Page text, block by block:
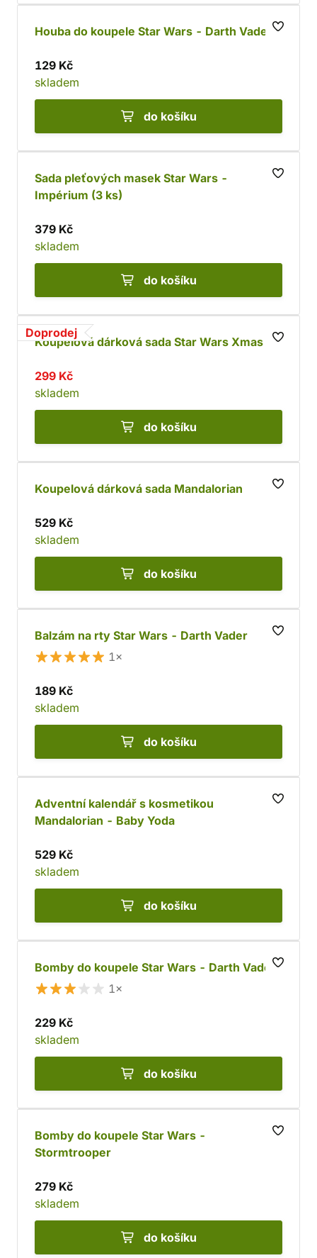
Houba do koupele Star Wars - Darth Vader
129 Kč
skladem
do košíku
Sada pleťových masek Star Wars -
Impérium (3 ks)
379 Kč
skladem
do košíku
Doprodej
Koupelová dárková sada Star Wars Xmas
299 Kč
skladem
do košíku
Koupelová dárková sada Mandalorian
529 Kč
skladem
do košíku
Balzám na rty Star Wars - Darth Vader
1×
189 Kč
skladem
do košíku
Adventní kalendář s kosmetikou
Mandalorian - Baby Yoda
529 Kč
skladem
do košíku
Bomby do koupele Star Wars - Darth Vader
1×
229 Kč
skladem
do košíku
Bomby do koupele Star Wars -
Stormtrooper
279 Kč
skladem
do košíku